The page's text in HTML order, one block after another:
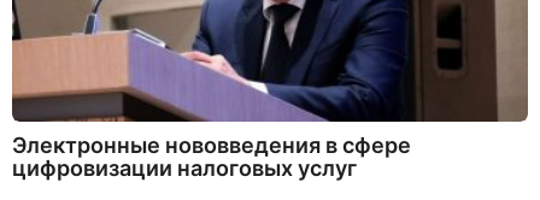
Электронные нововведения в сфере
цифровизации налоговых услуг